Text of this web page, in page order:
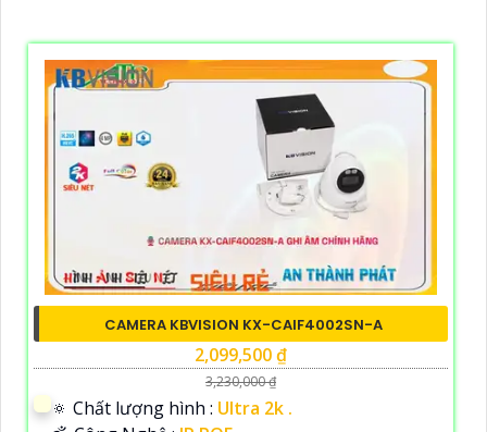
CAMERA KBVISION KX-CAIF4002SN-A
2,099,500 ₫
3,230,000 ₫
🔅 Chất lượng hình : Ultra 2k .